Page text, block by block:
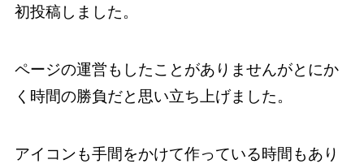
初投稿しました。
ページの運営もしたことがありませんがとにか
く時間の勝負だと思い立ち上げました。
アイコンも手間をかけて作っている時間もあり